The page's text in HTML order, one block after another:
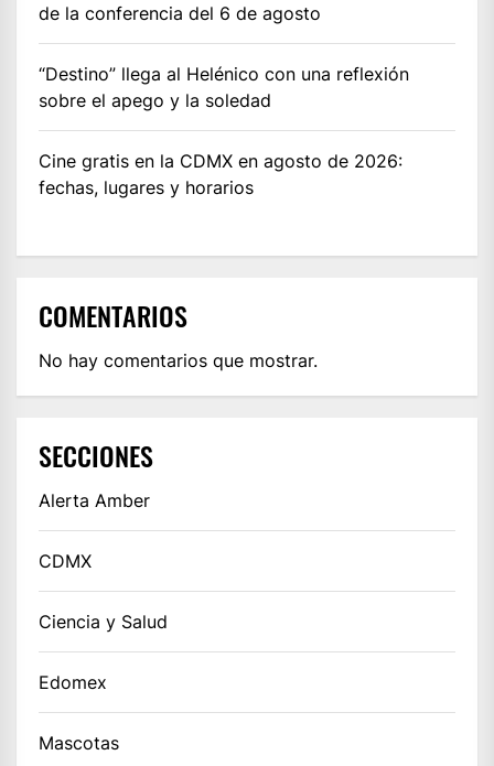
de la conferencia del 6 de agosto
“Destino” llega al Helénico con una reflexión
sobre el apego y la soledad
Cine gratis en la CDMX en agosto de 2026:
fechas, lugares y horarios
COMENTARIOS
No hay comentarios que mostrar.
SECCIONES
Alerta Amber
CDMX
Ciencia y Salud
Edomex
Mascotas